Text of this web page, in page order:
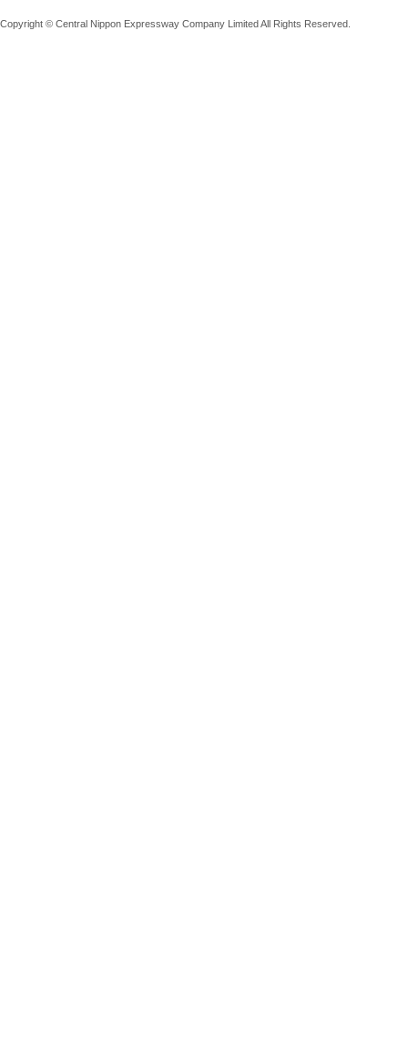
Copyright © Central Nippon Expressway Company Limited All Rights Reserved.